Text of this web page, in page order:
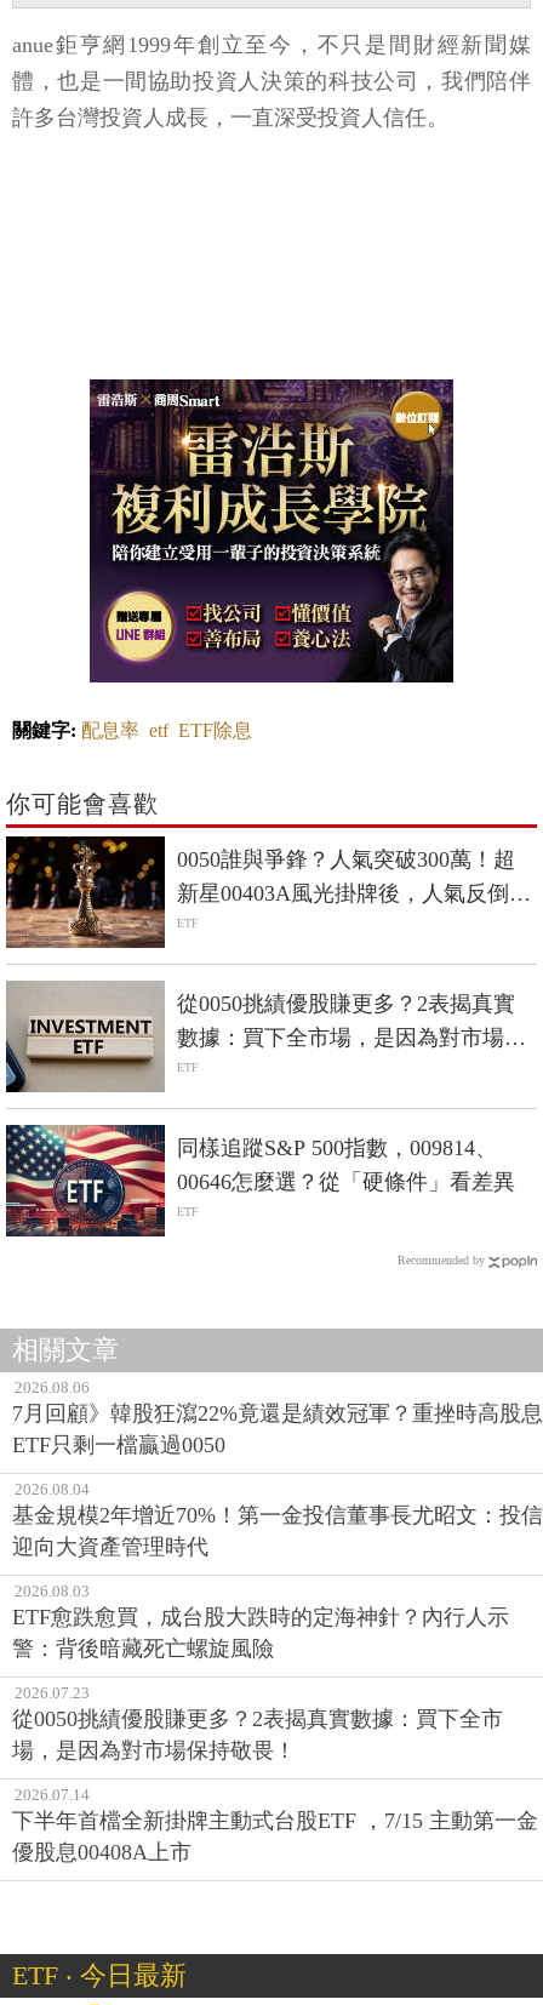
anue鉅亨網1999年創立至今，不只是間財經新聞媒
體，也是一間協助投資人決策的科技公司，我們陪伴
許多台灣投資人成長，一直深受投資人信任。
關鍵字: 配息率 etf ETF除息
你可能會喜歡
0050誰與爭鋒？人氣突破300萬！超
新星00403A風光掛牌後，人氣反倒大
衰退？
ETF
從0050挑績優股賺更多？2表揭真實
數據：買下全市場，是因為對市場保
持敬畏！
ETF
同樣追蹤S&P 500指數，009814、
00646怎麼選？從「硬條件」看差異
ETF
Recommended by
相關文章
2026.08.06
7月回顧》韓股狂瀉22%竟還是績效冠軍？重挫時高股息
ETF只剩一檔贏過0050
2026.08.04
基金規模2年增近70%！第一金投信董事長尤昭文：投信
迎向大資產管理時代
2026.08.03
ETF愈跌愈買，成台股大跌時的定海神針？內行人示
警：背後暗藏死亡螺旋風險
2026.07.23
從0050挑績優股賺更多？2表揭真實數據：買下全市
場，是因為對市場保持敬畏！
2026.07.14
下半年首檔全新掛牌主動式台股ETF ，7/15 主動第一金
優股息00408A上市
ETF ‧ 今日最新